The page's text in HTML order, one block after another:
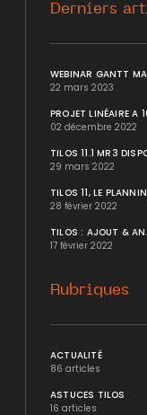
Derniers
WEBINAR GANTT
22 mars 2023
PROJET LINÉAIRE A
02 décembre 2022
TILOS 11.1 MR3
29 mars 2022
TILOS 11, LE
28 février 2022
TILOS : AJOUT &
17 février 2022
Rubriques
ACTUALITÉ
86 articles
ASTUCES TILOS
16 articles